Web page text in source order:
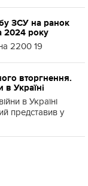
ЗСУ на ранок
2024 року
2200 19
вторгнення.
в Україні
в Україні
представив у